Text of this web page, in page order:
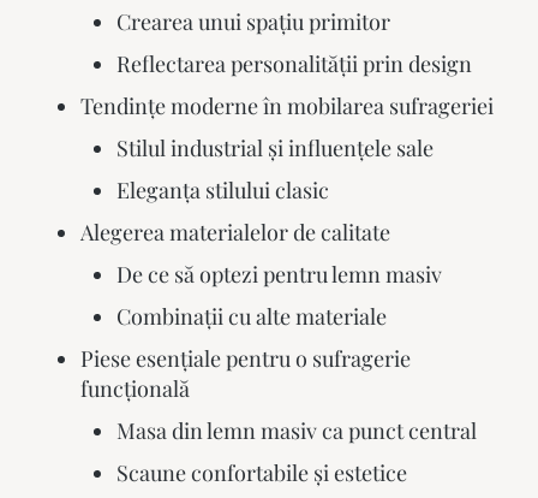
Crearea unui spațiu primitor
Reflectarea personalității prin design
Tendințe moderne în mobilarea sufrageriei
Stilul industrial și influențele sale
Eleganța stilului clasic
Alegerea materialelor de calitate
De ce să optezi pentru lemn masiv
Combinații cu alte materiale
Piese esențiale pentru o sufragerie
funcțională
Masa din lemn masiv ca punct central
Scaune confortabile și estetice